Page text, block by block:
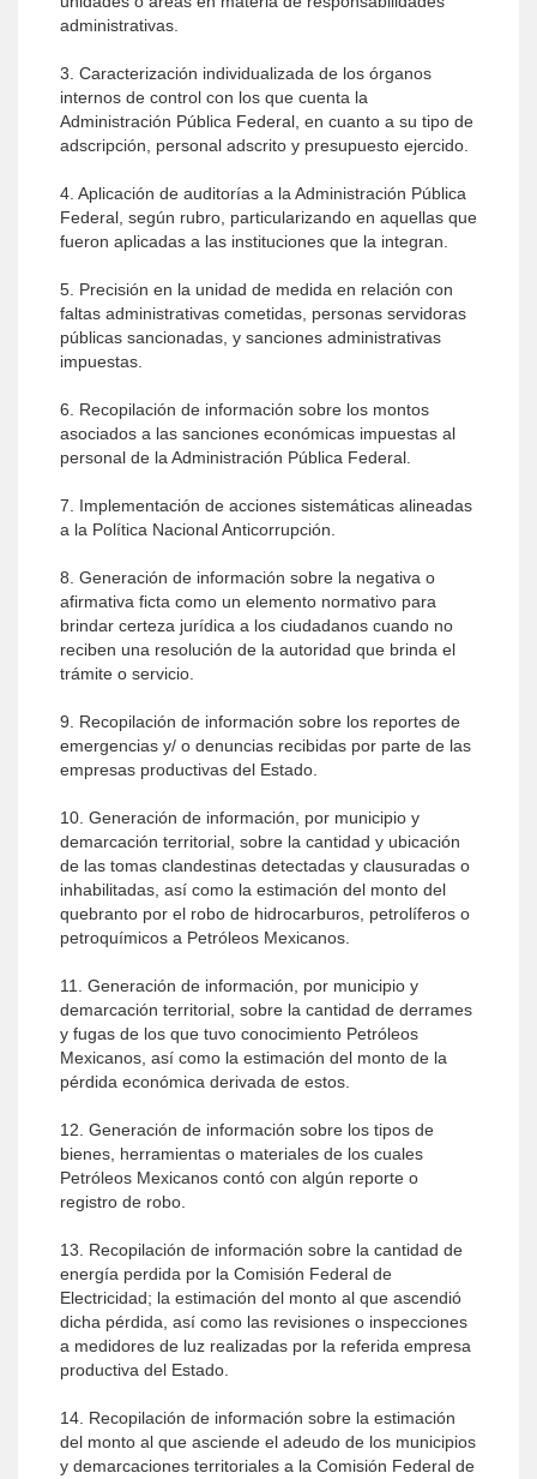
administrativas.
3. Caracterización individualizada de los órganos
internos de control con los que cuenta la
Administración Pública Federal, en cuanto a su tipo de
adscripción, personal adscrito y presupuesto ejercido.
4. Aplicación de auditorías a la Administración Pública
Federal, según rubro, particularizando en aquellas que
fueron aplicadas a las instituciones que la integran.
5. Precisión en la unidad de medida en relación con
faltas administrativas cometidas, personas servidoras
públicas sancionadas, y sanciones administrativas
impuestas.
6. Recopilación de información sobre los montos
asociados a las sanciones económicas impuestas al
personal de la Administración Pública Federal.
7. Implementación de acciones sistemáticas alineadas
a la Política Nacional Anticorrupción.
8. Generación de información sobre la negativa o
afirmativa ficta como un elemento normativo para
brindar certeza jurídica a los ciudadanos cuando no
reciben una resolución de la autoridad que brinda el
trámite o servicio.
9. Recopilación de información sobre los reportes de
emergencias y/ o denuncias recibidas por parte de las
empresas productivas del Estado.
10. Generación de información, por municipio y
demarcación territorial, sobre la cantidad y ubicación
de las tomas clandestinas detectadas y clausuradas o
inhabilitadas, así como la estimación del monto del
quebranto por el robo de hidrocarburos, petrolíferos o
petroquímicos a Petróleos Mexicanos.
11. Generación de información, por municipio y
demarcación territorial, sobre la cantidad de derrames
y fugas de los que tuvo conocimiento Petróleos
Mexicanos, así como la estimación del monto de la
pérdida económica derivada de estos.
12. Generación de información sobre los tipos de
bienes, herramientas o materiales de los cuales
Petróleos Mexicanos contó con algún reporte o
registro de robo.
13. Recopilación de información sobre la cantidad de
energía perdida por la Comisión Federal de
Electricidad; la estimación del monto al que ascendió
dicha pérdida, así como las revisiones o inspecciones
a medidores de luz realizadas por la referida empresa
productiva del Estado.
14. Recopilación de información sobre la estimación
del monto al que asciende el adeudo de los municipios
y demarcaciones territoriales a la Comisión Federal de